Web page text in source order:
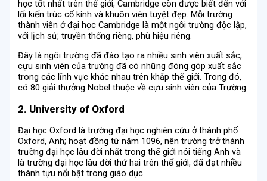
học tốt nhất trên thế giới, Cambridge còn được biết đến với
lối kiến trúc cổ kính và khuôn viên tuyệt đẹp. Mỗi trường
thành viên ở đại học Cambridge là một ngôi trường độc lập,
với lịch sử, truyền thống riêng, phù hiệu riêng.
Đây là ngôi trường đã đào tạo ra nhiều sinh viên xuất sắc,
cựu sinh viên của trường đã có những đóng góp xuất sắc
trong các lĩnh vực khác nhau trên khắp thế giới. Trong đó,
có 80 giải thưởng Nobel thuộc về cựu sinh viên của Trường.
2. University of Oxford
Đại học Oxford là trường đại học nghiên cứu ở thành phố
Oxford, Anh; hoạt đồng từ năm 1096, nên trường trở thành
trường đại học lâu đời nhất trong thế giới nói tiếng Anh và
là trường đại học lâu đời thứ hai trên thế giới, đã đạt nhiều
thành tựu nổi bật trong giáo dục.